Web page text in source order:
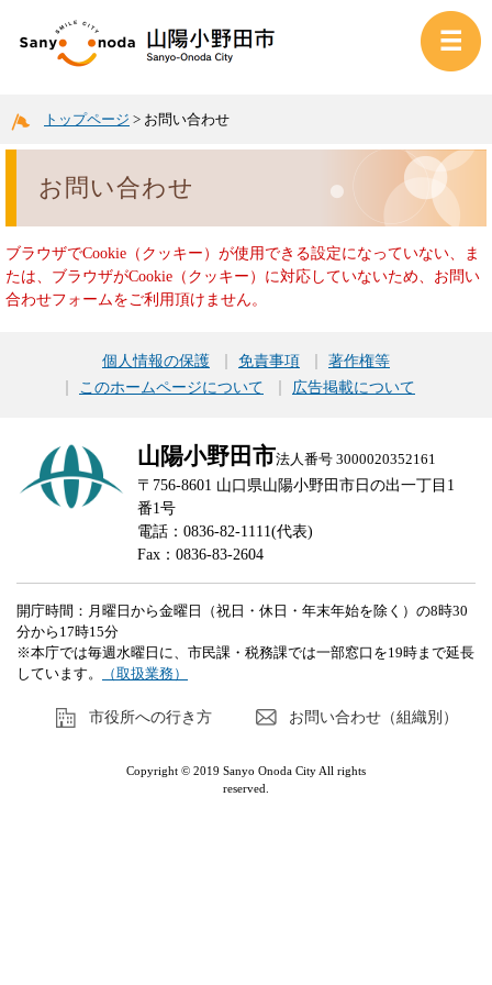
トップページ > お問い合わせ
お問い合わせ
ブラウザでCookie（クッキー）が使用できる設定になっていない、ま
たは、ブラウザがCookie（クッキー）に対応していないため、お問い
合わせフォームをご利用頂けません。
個人情報の保護 免責事項
著作権等
このホームページについて
広告掲載について
山陽小野田市法人番号 3000020352161
〒756-8601 山口県山陽小野田市日の出一丁目1
番1号
電話：0836-82-1111(代表)
Fax：0836-83-2604
開庁時間：月曜日から金曜日（祝日・休日・年末年始を除く）の8時30
分から17時15分
※本庁では毎週水曜日に、市民課・税務課では一部窓口を19時まで延長
しています。
（取扱業務）
市役所への行き方 お問い合わせ（組織別）
Copyright © 2019 Sanyo Onoda City All rights
reserved.